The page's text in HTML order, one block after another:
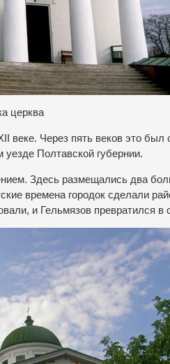
церква
веке. Через пять веков это был
Полтавской губернии.
Здесь размещались два
времена городок сделали
и Гельмязов превратился в